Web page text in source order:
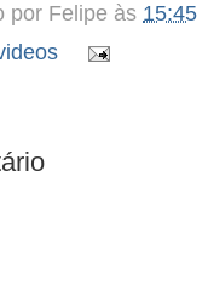
por Felipe às 15:45